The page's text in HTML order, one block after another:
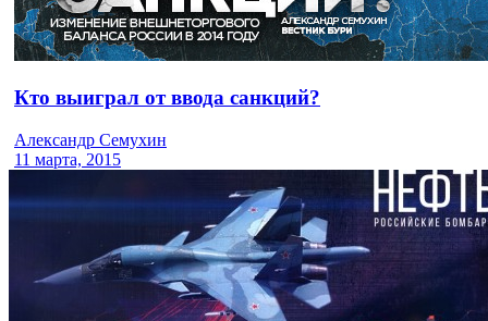
Кто выиграл от ввода санкций?
Александр Семухин
11 марта, 2015